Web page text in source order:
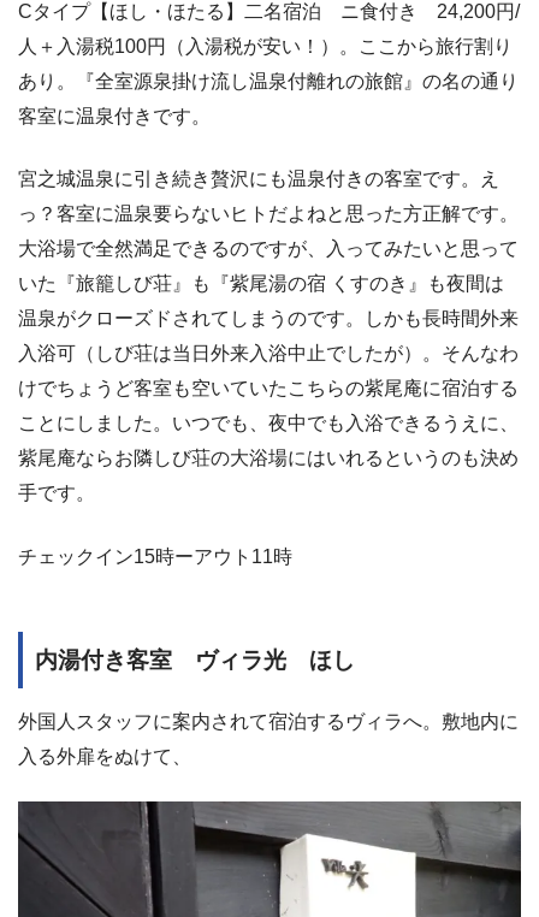
Cタイプ【ほし・ほたる】二名宿泊 ニ食付き 24,200円/
人＋入湯税100円（入湯税が安い！）。ここから旅行割り
あり。『全室源泉掛け流し温泉付離れの旅館』の名の通り
客室に温泉付きです。
宮之城温泉に引き続き贅沢にも温泉付きの客室です。え
っ？客室に温泉要らないヒトだよねと思った方正解です。
大浴場で全然満足できるのですが、入ってみたいと思って
いた『旅籠しび荘』も『紫尾湯の宿 くすのき』も夜間は
温泉がクローズドされてしまうのです。しかも長時間外来
入浴可（しび荘は当日外来入浴中止でしたが）。そんなわ
けでちょうど客室も空いていたこちらの紫尾庵に宿泊する
ことにしました。いつでも、夜中でも入浴できるうえに、
紫尾庵ならお隣しび荘の大浴場にはいれるというのも決め
手です。
チェックイン15時ーアウト11時
内湯付き客室 ヴィラ光 ほし
外国人スタッフに案内されて宿泊するヴィラへ。敷地内に
入る外扉をぬけて、